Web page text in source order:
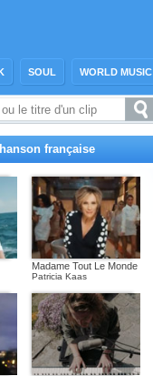
SOUL WORLD MUSIC
française
Madame Tout Le Monde
Patricia Kaas